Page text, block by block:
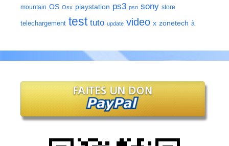
mountain OS Osx playstation ps3 psn sony store
telechargement test tuto update video x zonetech à